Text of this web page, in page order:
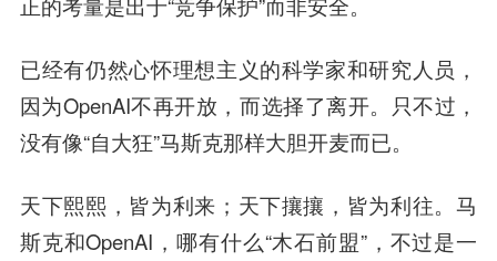
已经有仍然心怀理想主义的科学家和研究人员，
因为OpenAI不再开放，而选择了离开。只不过，
没有像“自大狂”马斯克那样大胆开麦而已。
天下熙熙，皆为利来；天下攘攘，皆为利往。马
斯克和OpenAI，哪有什么“木石前盟”，不过是一